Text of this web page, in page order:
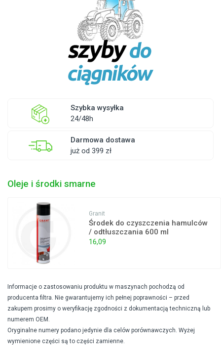
Szybka wysyłka
24/48h
Darmowa dostawa
już od 399 zł
Oleje i środki smarne
Granit
Środek do czyszczenia hamulców
/ odtłuszczania 600 ml
16,09
Informacje o zastosowaniu produktu w maszynach pochodzą od
producenta filtra. Nie gwarantujemy ich pełnej poprawności – przed
zakupem prosimy o weryfikację zgodności z dokumentacją techniczną lub
numerem OEM.
Oryginalne numery podano jedynie dla celów porównawczych. Wyżej
wymienione części są to części zamienne.